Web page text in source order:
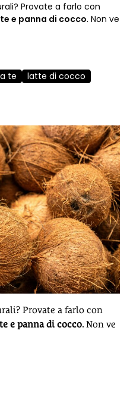
Provate a farlo con
e panna di cocco. Non ve
te
latte di cocco
Provate a farlo con
e panna di cocco. Non ve